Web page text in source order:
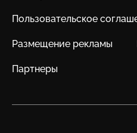
Пользовательское
Размещение рекламы
Партнеры